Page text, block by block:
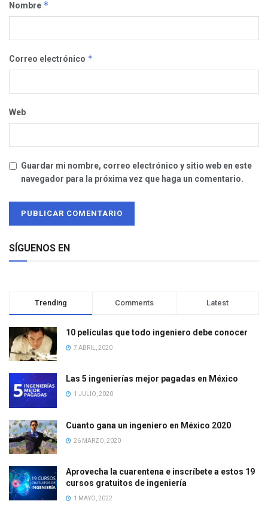
Nombre *
Correo electrónico *
Web
Guardar mi nombre, correo electrónico y sitio web en este
navegador para la próxima vez que haga un comentario.
SÍGUENOS EN
Trending Comments Latest
10 películas que todo ingeniero debe conocer
7 ABRIL, 2020
Las 5 ingenierías mejor pagadas en México
1 JULIO, 2020
Cuanto gana un ingeniero en México 2020
26 MARZO, 2020
Aprovecha la cuarentena e inscríbete a estos 19
cursos gratuitos de ingeniería
1 MAYO, 2022